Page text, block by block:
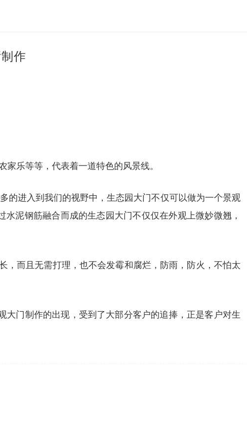
作
乐等等，代表着一道特色的风景线。
的进入到我们的视野中，生态园大门不仅可以做为一个景观
泥钢筋融合而成的生态园大门不仅仅在外观上微妙微翘，
，而且无需打理，也不会发霉和腐烂，防雨，防火，不怕太
门制作的出现，受到了大部分客户的追捧，正是客户对生